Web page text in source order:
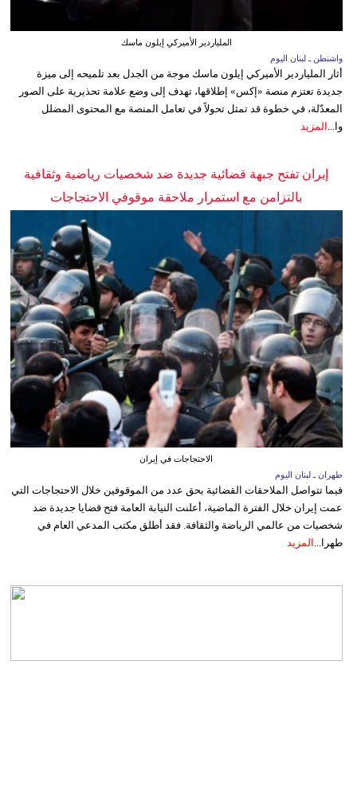
الملياردير الأميركي إيلون ماسك
واشنطن ـ لبنان اليوم
أثار الملياردير الأميركي إيلون ماسك موجة من الجدل بعد تلميحه إلى ميزة
جديدة تعتزم منصة «إكس» إطلاقها، تهدف إلى وضع علامة تحذيرية على الصور
المعدّلة، في خطوة قد تمثل تحولاً في تعامل المنصة مع المحتوى المضلل
وا... المزيد
إيران تفتح جبهة قضائية جديدة ضد شخصيات رياضية وثقافية
بالتزامن مع استمرار ملاحقة موقوفي الاحتجاجات
الاحتجاجات في إيران
طهران ـ لبنان اليوم
فيما تتواصل الملاحقات القضائية بحق عدد من الموقوفين خلال الاحتجاجات التي
عمت إيران خلال الفترة الماضية، أعلنت النيابة العامة فتح قضايا جديدة ضد
شخصيات من عالمي الرياضة والثقافة. فقد أطلق مكتب المدعي العام في
طهرا... المزيد